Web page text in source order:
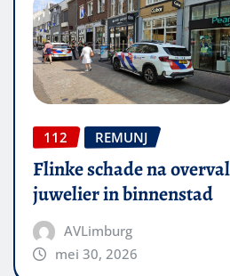
112 REMUNJ
Flinke schade na overval
juwelier in binnenstad
AVLimburg
mei 30, 2026